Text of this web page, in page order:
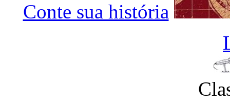
Conte sua história